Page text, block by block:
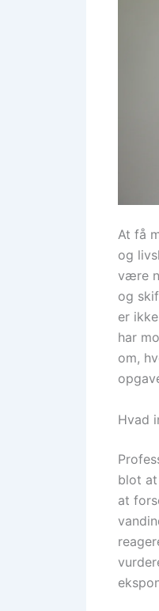
At få
og
være
og
er
har
om,
Hvad
blot
at